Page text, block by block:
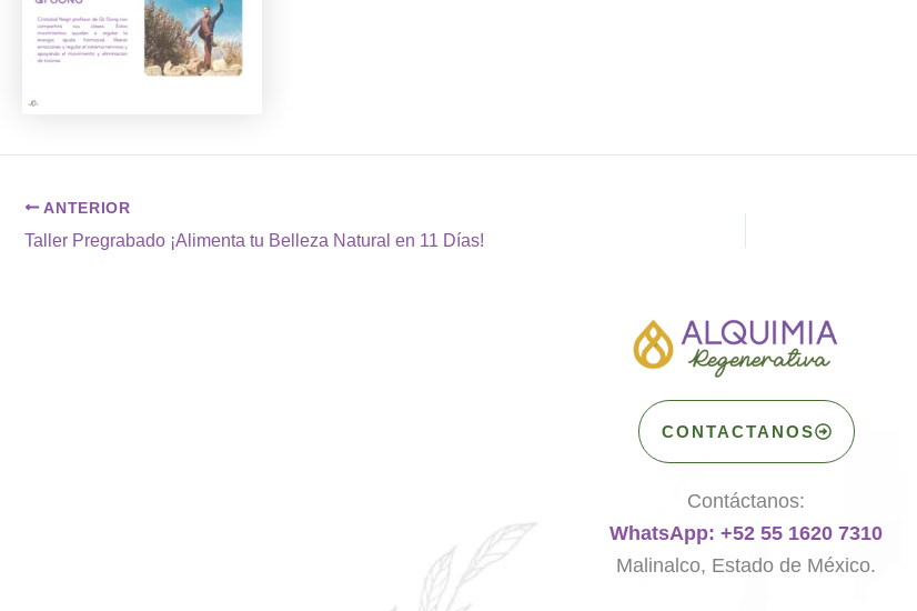
ANTERIOR
Taller Pregrabado ¡Alimenta tu Belleza Natural en 11 Días!
CONTACTANOS
Contáctanos:
WhatsApp: +52 55 1620 7310
Malinalco, Estado de México.